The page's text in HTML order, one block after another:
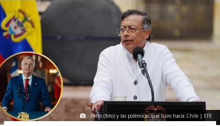
Petro (foto) y las polémicas que tuvo hacia Chile | EFE